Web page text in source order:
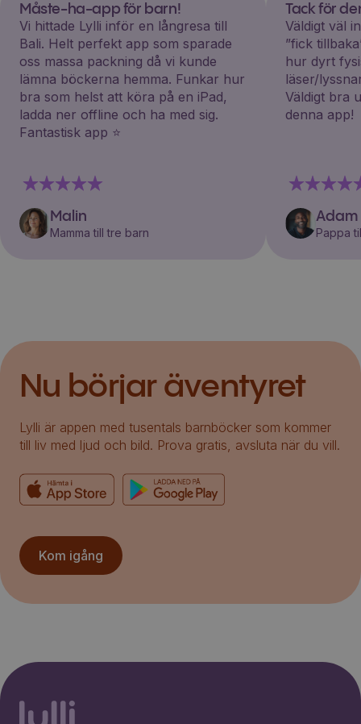
Måste-ha-app för barn!
Vi hittade Lylli inför en långresa till
Bali. Helt perfekt app som sparade
oss massa packning då vi kunde
lämna böckerna hemma. Funkar hur
bra som helst att köra på en iPad,
ladda ner offline och ha med sig.
Fantastisk app ⭐️
Malin
Mamma till tre barn
Tack för
Väldigt väl
”fick
hur dyrt
läser/
Väldigt bra
denna app!
Adam
Pappa
Nu börjar äventyret
Lylli är appen med tusentals barnböcker som kommer
till liv med ljud och bild. Prova gratis, avsluta när du vill.
Kom igång